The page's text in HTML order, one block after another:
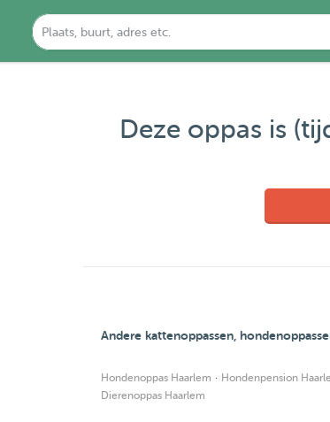
Deze oppas is
Andere kattenoppassen,
Hondenoppas Haarlem · Hondenpension
Dierenoppas Haarlem